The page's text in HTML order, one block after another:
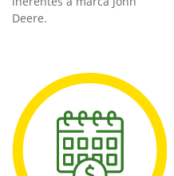
Deere.